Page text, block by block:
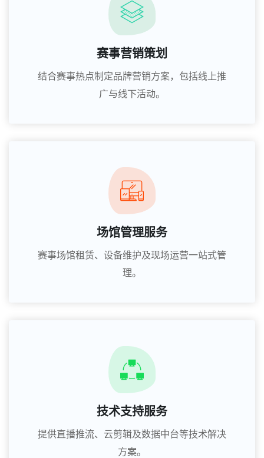
赛事营销策划
结合赛事热点制定品牌营销方案，包括线上推
广与线下活动。
场馆管理服务
赛事场馆租赁、设备维护及现场运营一站式管
理。
技术支持服务
提供直播推流、云剪辑及数据中台等技术解决
方案。